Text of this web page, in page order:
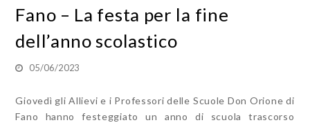
Fano – La festa per la fine
dell’anno scolastico
05/06/2023
Giovedì gli Allievi e i Professori delle Scuole Don Orione di
Fano hanno festeggiato un anno di scuola trascorso